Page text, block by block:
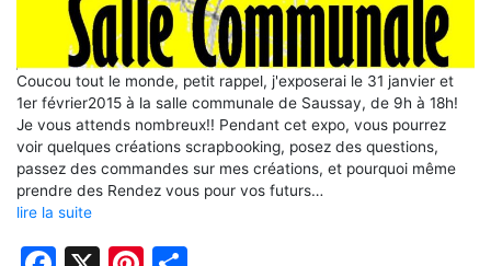
Coucou tout le monde, petit rappel, j'exposerai le 31 janvier et
1er février2015 à la salle communale de Saussay, de 9h à 18h!
Je vous attends nombreux!! Pendant cet expo, vous pourrez
voir quelques créations scrapbooking, posez des questions,
passez des commandes sur mes créations, et pourquoi même
prendre des Rendez vous pour vos futurs…
lire la suite